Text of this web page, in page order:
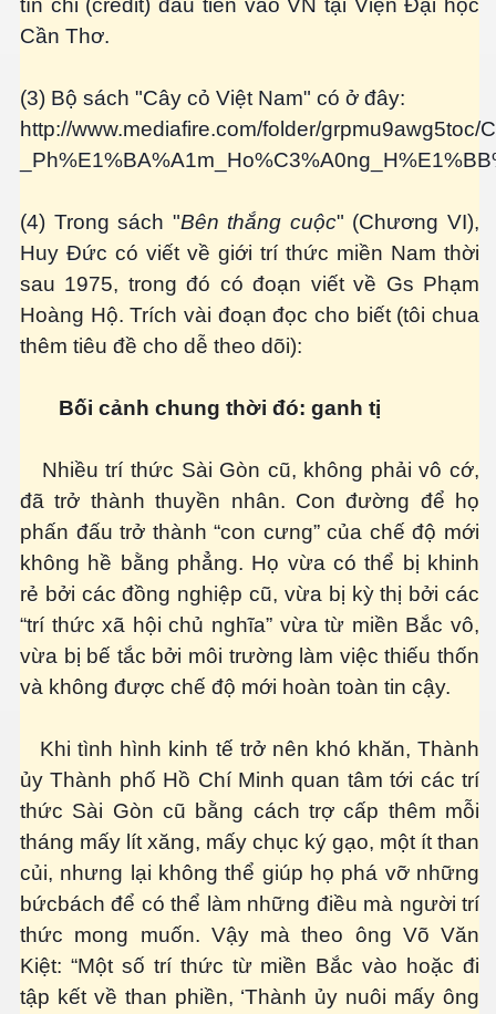
tín chỉ (credit) đầu tiên vào VN tại Viện Đại học
Cần Thơ.
(3) Bộ sách "Cây cỏ Việt Nam" có ở đây:
http://www.mediafire.com/folder/
(4) Trong sách "Bên thắng cuộc" (Chương VI),
Huy Đức có viết về giới trí thức miền Nam thời
sau 1975, trong đó có đoạn viết về Gs Phạm
Hoàng Hộ. Trích vài đoạn đọc cho biết (tôi chua
thêm tiêu đề cho dễ theo dõi):
Bối cảnh chung thời đó: ganh tị
Nhiều trí thức Sài Gòn cũ, không phải vô cớ,
đã trở thành thuyền nhân. Con đường để họ
phấn đấu trở thành “con cưng” của chế độ mới
không hề bằng phẳng. Họ vừa có thể bị khinh
rẻ bởi các đồng nghiệp cũ, vừa bị kỳ thị bởi các
“trí thức xã hội chủ nghĩa” vừa từ miền Bắc vô,
vừa bị bế tắc bởi môi trường làm việc thiếu thốn
và không được chế độ mới hoàn toàn tin cậy.
Khi tình hình kinh tế trở nên khó khăn, Thành
ủy Thành phố Hồ Chí Minh quan tâm tới các trí
thức Sài Gòn cũ bằng cách trợ cấp thêm mỗi
tháng mấy lít xăng, mấy chục ký gạo, một ít than
củi, nhưng lại không thể giúp họ phá vỡ những
bứcbách để có thể làm những điều mà người trí
thức mong muốn. Vậy mà theo ông Võ Văn
Kiệt: “Một số trí thức từ miền Bắc vào hoặc đi
tập kết về than phiền, ‘Thành ủy nuôi mấy ông
P 200-201